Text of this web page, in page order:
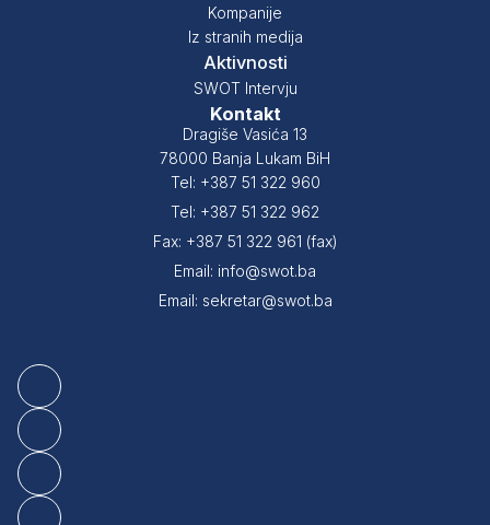
Kompanije
Iz stranih medija
Aktivnosti
SWOT Intervju
Kontakt
Dragiše Vasića 13
78000 Banja Lukam BiH
Tel: +387 51 322 960
Tel: +387 51 322 962
Fax: +387 51 322 961 (fax)
Email: info@swot.ba
Email: sekretar@swot.ba